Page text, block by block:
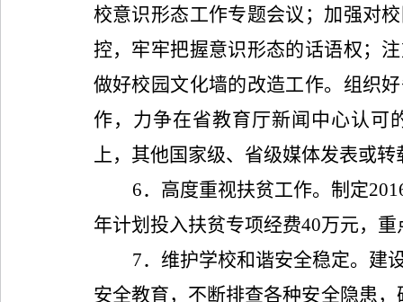
校意识形态工作专题会议；加强对
控，牢牢把握意识形态的话语权；
做好校园文化墙的改造工作。组织
作，力争在省教育厅新闻中心认可
上，其他国家级、省级媒体发表或
6．高度重视扶贫工作。制定
年计划投入扶贫专项经费40万元，重
7．维护学校和谐安全稳定。建
安全教育，不断排查各种安全隐患